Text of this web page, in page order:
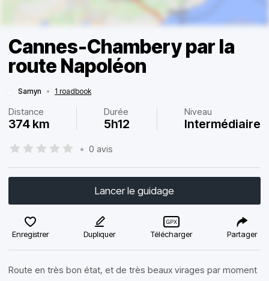
Cannes-Chambery par la
route Napoléon
Samyn • 1 roadbook
Distance
374 km
Durée
5h12
Niveau
Intermédiaire
• 0 avis
Lancer le guidage
Enregistrer Dupliquer Télécharger Partager
Route en très bon état, et de très beaux virages par moment